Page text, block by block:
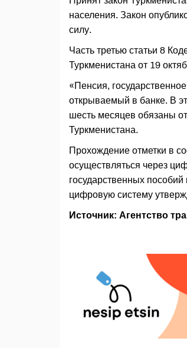
населения. Закон
силу.
Часть третью статьи 8
Туркменистана от 19
«Пенсия,
открываемый в банке. В
шесть месяцев обязаны
Туркменистана.
Прохождение отметки в
осуществляться через
государственных
цифровую систему
Источник: Агентство